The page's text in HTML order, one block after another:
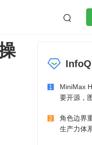

工作
微服务架构
1
MiniMax
要开源，
2
角色边界
生产力体